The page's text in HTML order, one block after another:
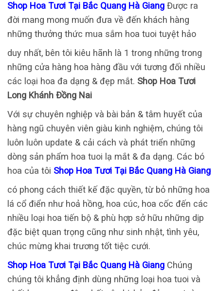
Shop Hoa Tươi Tại Bắc Quang Hà Giang Được ra
đời mang mong muốn đưa về đến khách hàng
những thưởng thức mua sắm hoa tuoi tuyệt hảo
duy nhất, bên tôi kiêu hãnh là 1 trong những trong
những cửa hàng hoa hàng đầu với tương đối nhiều
các loại hoa đa dạng & đẹp mắt. Shop Hoa Tươi
Long Khánh Đồng Nai
Với sự chuyên nghiệp và bài bản & tâm huyết của
hàng ngũ chuyên viên giàu kinh nghiệm, chúng tôi
luôn luôn update & cải cách và phát triển những
dòng sản phẩm hoa tuoi lạ mắt & đa dạng. Các bó
hoa của tôi Shop Hoa Tươi Tại Bắc Quang Hà Giang
có phong cách thiết kế đặc quyền, từ bỏ những hoa
lá cổ điển như hoả hồng, hoa cúc, hoa cốc đến các
nhiều loại hoa tiến bộ & phù hợp sở hữu những dịp
đặc biệt quan trọng cũng như sinh nhật, tình yêu,
chúc mừng khai trương tốt tiệc cưới.
Shop Hoa Tươi Tại Bắc Quang Hà Giang Chúng
chúng tôi khẳng định dùng những loại hoa tuoi và